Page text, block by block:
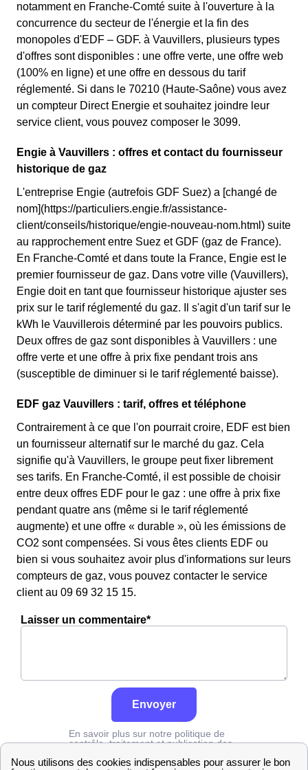
notamment en Franche-Comté suite à l'ouverture à la
concurrence du secteur de l'énergie et la fin des
monopoles d'EDF – GDF. à Vauvillers, plusieurs types
d'offres sont disponibles : une offre verte, une offre web
(100% en ligne) et une offre en dessous du tarif
réglementé. Si dans le 70210 (Haute-Saône) vous avez
un compteur Direct Energie et souhaitez joindre leur
service client, vous pouvez composer le 3099.
Engie à Vauvillers : offres et contact du fournisseur
historique de gaz
L'entreprise Engie (autrefois GDF Suez) a [changé de
nom](https://particuliers.engie.fr/assistance-
client/conseils/historique/engie-nouveau-nom.html) suite
au rapprochement entre Suez et GDF (gaz de France).
En Franche-Comté et dans toute la France, Engie est le
premier fournisseur de gaz. Dans votre ville (Vauvillers),
Engie doit en tant que fournisseur historique ajuster ses
prix sur le tarif réglementé du gaz. Il s'agit d'un tarif sur le
kWh le Vauvillerois déterminé par les pouvoirs publics.
Deux offres de gaz sont disponibles à Vauvillers : une
offre verte et une offre à prix fixe pendant trois ans
(susceptible de diminuer si le tarif réglementé baisse).
EDF gaz Vauvillers : tarif, offres et téléphone
Contrairement à ce que l'on pourrait croire, EDF est bien
un fournisseur alternatif sur le marché du gaz. Cela
signifie qu'à Vauvillers, le groupe peut fixer librement
ses tarifs. En Franche-Comté, il est possible de choisir
entre deux offres EDF pour le gaz : une offre à prix fixe
pendant quatre ans (même si le tarif réglementé
augmente) et une offre « durable », où les émissions de
CO2 sont compensées. Si vous êtes clients EDF ou
bien si vous souhaitez avoir plus d'informations sur leurs
compteurs de gaz, vous pouvez contacter le service
client au 09 69 32 15 15.
Laisser un commentaire*
Envoyer
En savoir plus sur notre politique de
contrôle, traitement et publication des